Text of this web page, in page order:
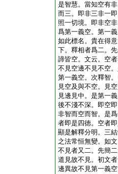
是智慧。當知空有
而三。即非三非一
照一切境。即非空
爲第一義空。第一
如此標名。貴在得
下。釋相者爲二。
諦皆空。文云。空
不見空邊不見不空
第一義空。次釋智
見空及與不空。見
見邊見中。是第一
後不淺不深。即空
非智而空而智。是
者即是四徳。空者
顯是解釋分明。三
之法常恒無變。如
不見者又二。先簡
道見故不見。初文
邊異故不見第一義